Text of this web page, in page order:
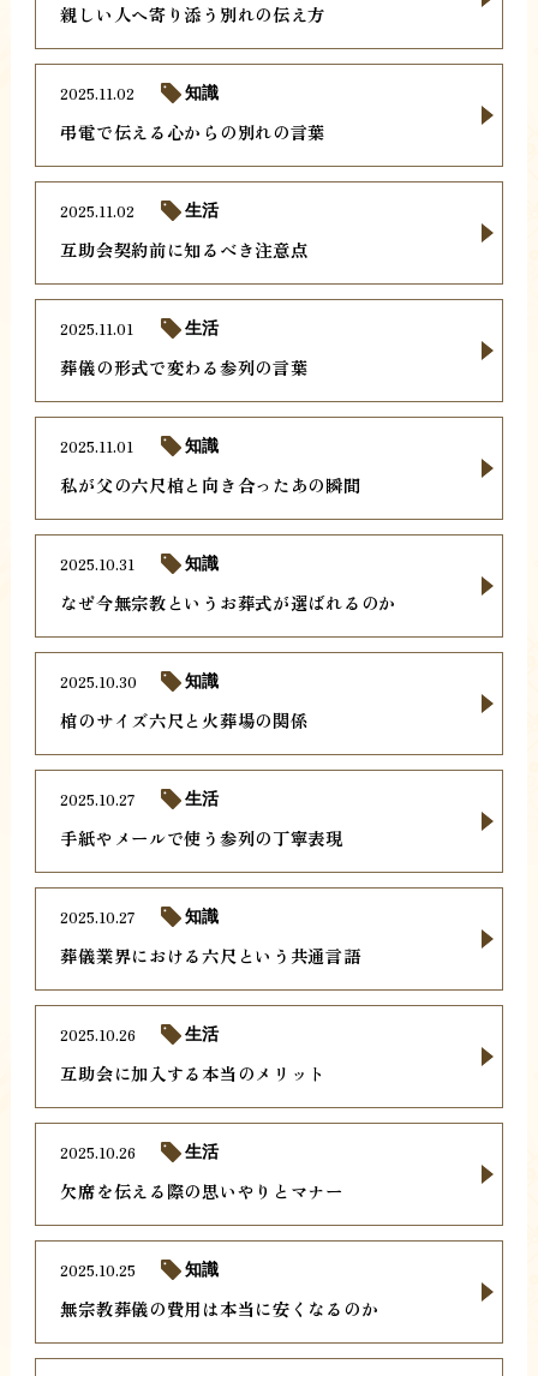
親しい人へ寄り添う別れの伝え方
弔電で伝える心からの別れの言葉
2025.11.02 知識
互助会契約前に知るべき注意点
2025.11.02 生活
葬儀の形式で変わる参列の言葉
2025.11.01 生活
私が父の六尺棺と向き合ったあの瞬間
2025.11.01 知識
なぜ今無宗教というお葬式が選ばれるのか
2025.10.31 知識
棺のサイズ六尺と火葬場の関係
2025.10.30 知識
手紙やメールで使う参列の丁寧表現
2025.10.27 生活
葬儀業界における六尺という共通言語
2025.10.27 知識
互助会に加入する本当のメリット
2025.10.26 生活
欠席を伝える際の思いやりとマナー
2025.10.26 生活
無宗教葬儀の費用は本当に安くなるのか
2025.10.25 知識